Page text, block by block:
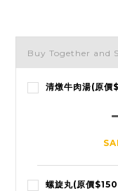
Buy Together and
清燉牛肉湯(原
螺旋丸(原價